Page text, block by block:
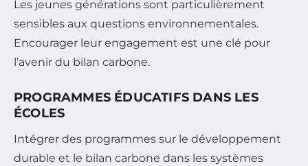
Les jeunes générations sont particulièrement
sensibles aux questions environnementales.
Encourager leur engagement est une clé pour
l’avenir du bilan carbone.
PROGRAMMES ÉDUCATIFS DANS LES
ÉCOLES
Intégrer des programmes sur le développement
durable et le bilan carbone dans les systèmes